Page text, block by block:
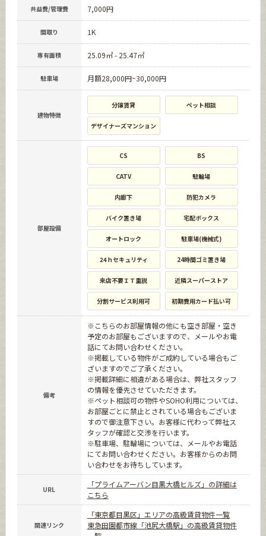
共益費/管理費 7,000円
間取り 1K
専有面積 25.09㎡ - 25.47㎡
駐車場 月額28,000円~30,000円
建物特徴
分譲賃貸 ペット相談
デザイナーズマンション
部屋設備
CS BS
CATV 駐輪場
内廊下 防犯カメラ
バイク置き場 宅配ボックス
オートロック 駐車場(機械式)
24ｈセキュリティ 24時間ゴミ置き場
来店不要ＩＴ重説 近隣スーパーストア
分割サービス利用可 初期費用カード払い可
備考
※こちらのお部屋情報の他にも空き部屋・空き
予定のお部屋もございますので、メールやお電
話にてお問い合わせください。
※掲載している物件がご成約している場合もご
ざいますのでご了承ください。
※掲載詳細に相違がある場合は、弊社スタッフ
の情報を優先させていただきます。
※ペット相談可の物件やSOHO利用については、
お部屋ごとに禁止とされている場合もございま
すので御注意下さい。お客様に代わって弊社ス
タッフが確認と交渉を行います。
※駐車場、駐輪場については、メールやお電話
にてお問い合わせください。お客様からのお問
い合わせをお待ちしています。
URL
「プライムアーバン目黒大橋ヒルズ」の詳細は
こちら
関連リンク
「東京都目黒区」エリアの高級賃貸物件一覧
東急田園都市線「池尻大橋駅」の高級賃貸物件